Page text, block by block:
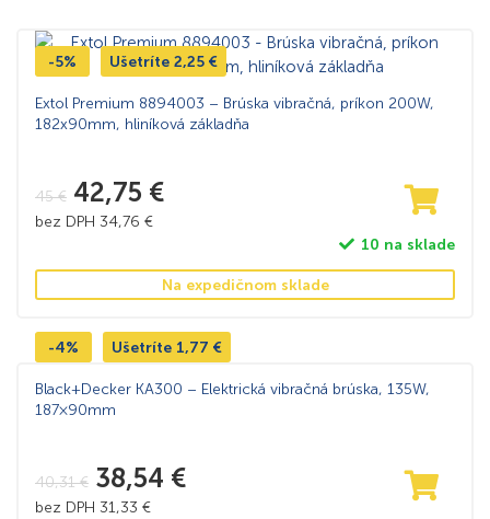
-5% Ušetríte 2,25 €
Extol Premium 8894003 – Brúska vibračná, príkon 200W,
182x90mm, hliníková základňa
45€ 42,75 €
bez DPH 34,76 €
10 na sklade
Na expedičnom sklade
-4% Ušetríte 1,77 €
Black+Decker KA300 – Elektrická vibračná brúska, 135W,
187×90mm
40,31€ 38,54 €
bez DPH 31,33 €